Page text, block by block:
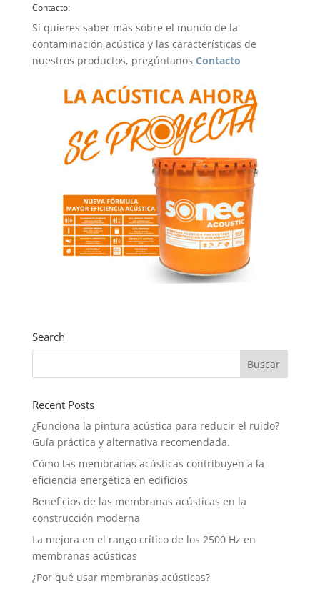
Contacto:
Si quieres saber más sobre el mundo de la
contaminación acústica y las características de
nuestros productos, pregúntanos Contacto
Search
Recent Posts
¿Funciona la pintura acústica para reducir el ruido?
Guía práctica y alternativa recomendada.
Cómo las membranas acústicas contribuyen a la
eficiencia energética en edificios
Beneficios de las membranas acústicas en la
construcción moderna
La mejora en el rango crítico de los 2500 Hz en
membranas acústicas
¿Por qué usar membranas acústicas?